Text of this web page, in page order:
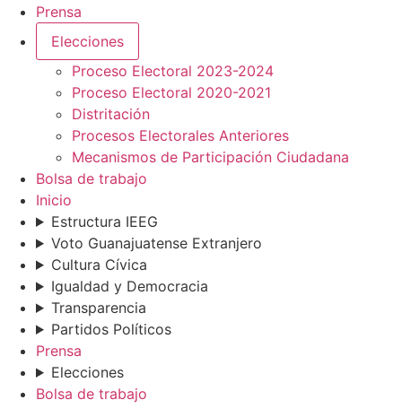
Prensa
Elecciones
Proceso Electoral 2023-2024
Proceso Electoral 2020-2021
Distritación
Procesos Electorales Anteriores
Mecanismos de Participación Ciudadana
Bolsa de trabajo
Inicio
Estructura IEEG
Voto Guanajuatense Extranjero
Cultura Cívica
Igualdad y Democracia
Transparencia
Partidos Políticos
Prensa
Elecciones
Bolsa de trabajo